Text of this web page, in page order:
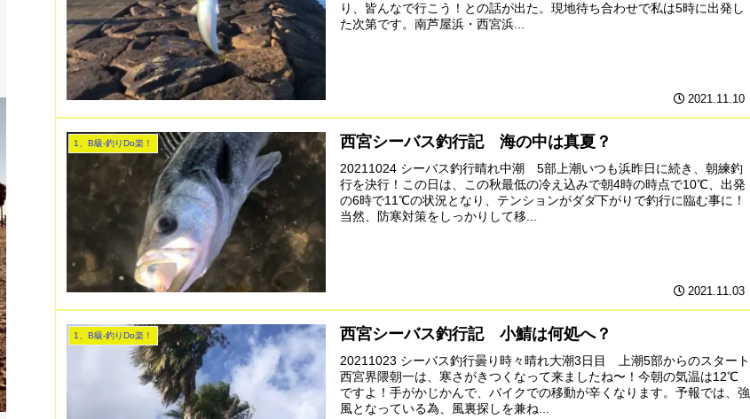
り、皆んなで行こう！との話が出た。現地待ち合わせで私は5時に出発し
た次第です。南芦屋浜・西宮浜...
2021.11.10
1、B級-釣りDo楽！ 西宮シーバス釣行記 海の中は真夏？
20211024 シーバス釣行晴れ中潮 5部上潮いつも浜昨日に続き、朝練釣
行を決行！この日は、この秋最低の冷え込みで朝4時の時点で10℃、出発
の6時で11℃の状況となり、テンションがダダ下がりで釣行に臨む事に！
当然、防寒対策をしっかりして移...
2021.11.03
1、B級-釣りDo楽！ 西宮シーバス釣行記 小鯖は何処へ？
20211023 シーバス釣行曇り時々晴れ大潮3日目 上潮5部からのスタート
西宮界隈朝一は、寒さがきつくなって来ましたね〜！今朝の気温は12℃
ですよ！手がかじかんで、バイクでの移動が辛くなります。予報では、強
風となっている為、風裏探しを兼ね...